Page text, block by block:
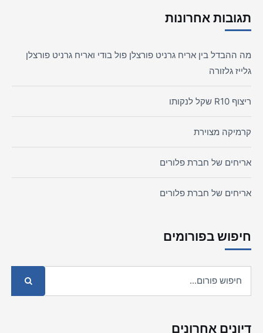
תגובות אחרונות
מה ההבדל בין אריח גרניט פורצלן פול בודי ואריח גרניט פורצלן
גלייז גלזורה
ריצוף R10 שקל לנקותו
קרמיקה מצוירת
אריחים של חברת פלורים
אריחים של חברת פלורים
חיפוש בפורומים
דיונים אחרונים